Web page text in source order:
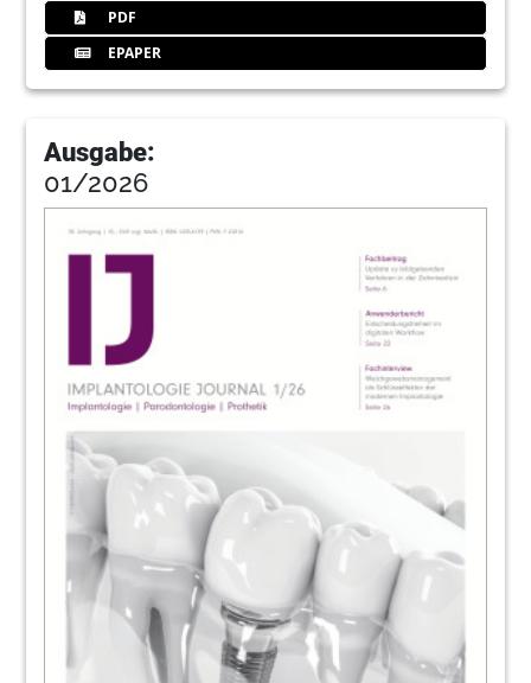
88Events
896th Annual Meeting of ISMI
Kursreihe: Augmentationskurse
Livestream im CME Bereich auf ZWP-
online
96Interview: Die Null-Euro-Alternative zum
Forderungsverkauf
Antje Isbaner im Gespräch mit Wolfgang Lihl
Kongresse, Kurse und Symposien/
Impressum
Redaktion
Ostseekongress am 22. und 23. Mai – Ein
Must-have für die ganze Familie
PDF
EPAPER
Ausgabe:
01/2026